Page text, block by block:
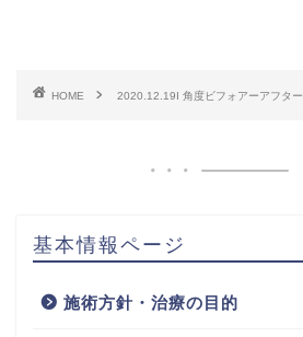
HOME 2020.12.19I 角度ビフォアーアフター
基本情報ページ
施術方針・治療の目的